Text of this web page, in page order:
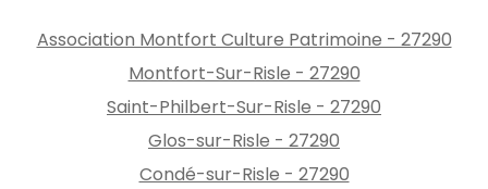
Association Montfort Culture Patrimoine - 27290
Montfort-Sur-Risle - 27290
Saint-Philbert-Sur-Risle - 27290
Glos-sur-Risle - 27290
Condé-sur-Risle - 27290